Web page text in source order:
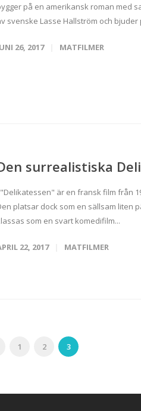
på en amerikansk roman med
svenske Lasse Hallström och bjuder
26, 2017 MATFILMER
surrealistiska
är en fransk film från
platsar dock som en sällsam liten
som en svart komedifilm...
22, 2017 MATFILMER
1 2 3